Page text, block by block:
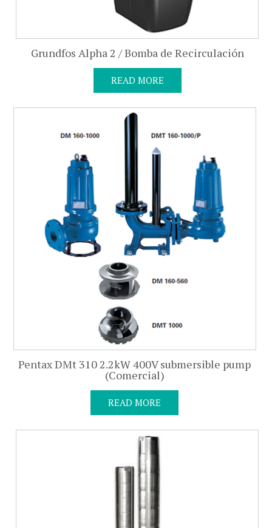
Grundfos Alpha 2 / Bomba de Recirculación
READ MORE
Pentax DMt 310 2.2kW 400V submersible pump
(Comercial)
READ MORE